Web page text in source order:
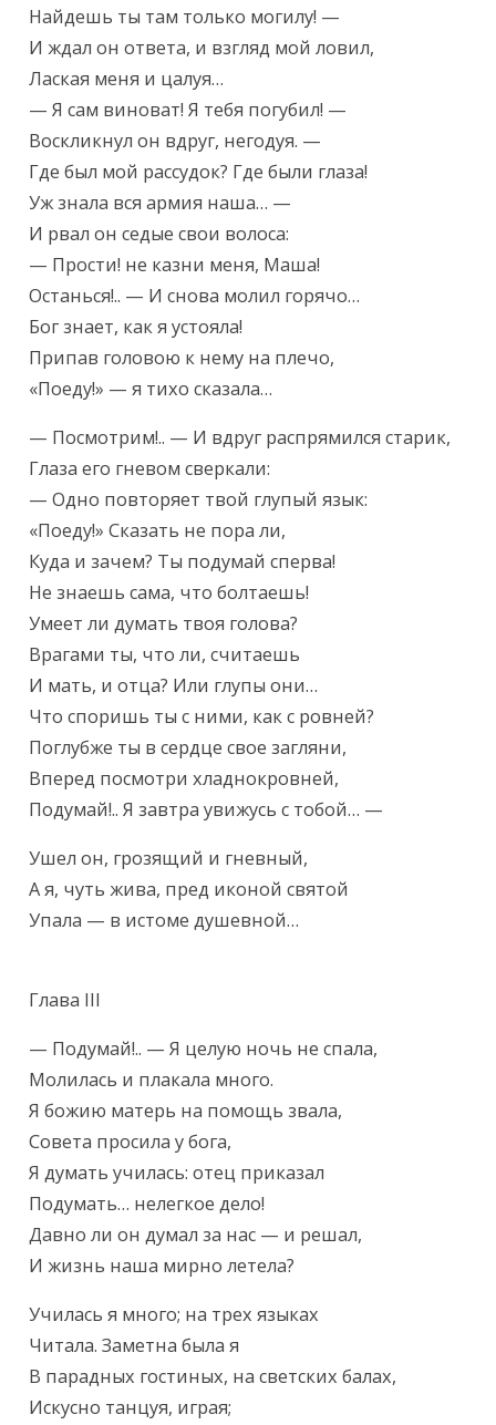
Найдешь ты там только могилу! —
И ждал он ответа, и взгляд мой ловил,
Лаская меня и цалуя…
— Я сам виноват! Я тебя погубил! —
Воскликнул он вдруг, негодуя. —
Где был мой рассудок? Где были глаза!
Уж знала вся армия наша… —
И рвал он седые свои волоса:
— Прости! не казни меня, Маша!
Останься!.. — И снова молил горячо…
Бог знает, как я устояла!
Припав головою к нему на плечо,
«Поеду!» — я тихо сказала…
— Посмотрим!.. — И вдруг распрямился старик,
Глаза его гневом сверкали:
— Одно повторяет твой глупый язык:
«Поеду!» Сказать не пора ли,
Куда и зачем? Ты подумай сперва!
Не знаешь сама, что болтаешь!
Умеет ли думать твоя голова?
Врагами ты, что ли, считаешь
И мать, и отца? Или глупы они…
Что споришь ты с ними, как с ровней?
Поглубже ты в сердце свое загляни,
Вперед посмотри хладнокровней,
Подумай!.. Я завтра увижусь с тобой… —
Ушел он, грозящий и гневный,
А я, чуть жива, пред иконой святой
Упала — в истоме душевной…
Глава III
— Подумай!.. — Я целую ночь не спала,
Молилась и плакала много.
Я божию матерь на помощь звала,
Совета просила у бога,
Я думать училась: отец приказал
Подумать… нелегкое дело!
Давно ли он думал за нас — и решал,
И жизнь наша мирно летела?
Училась я много; на трех языках
Читала. Заметна была я
В парадных гостиных, на светских балах,
Искусно танцуя, играя;